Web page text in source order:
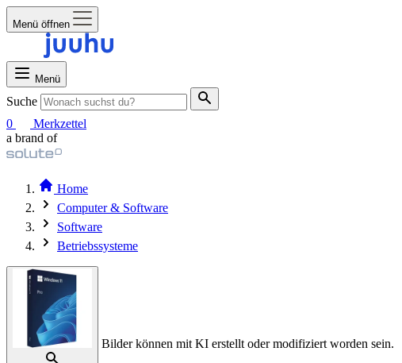
Menü öffnen
Menü
Suche
0
Merkzettel
a brand of
Home
Computer & Software
Software
Betriebssysteme
Bilder können mit KI erstellt oder modifiziert worden sein.